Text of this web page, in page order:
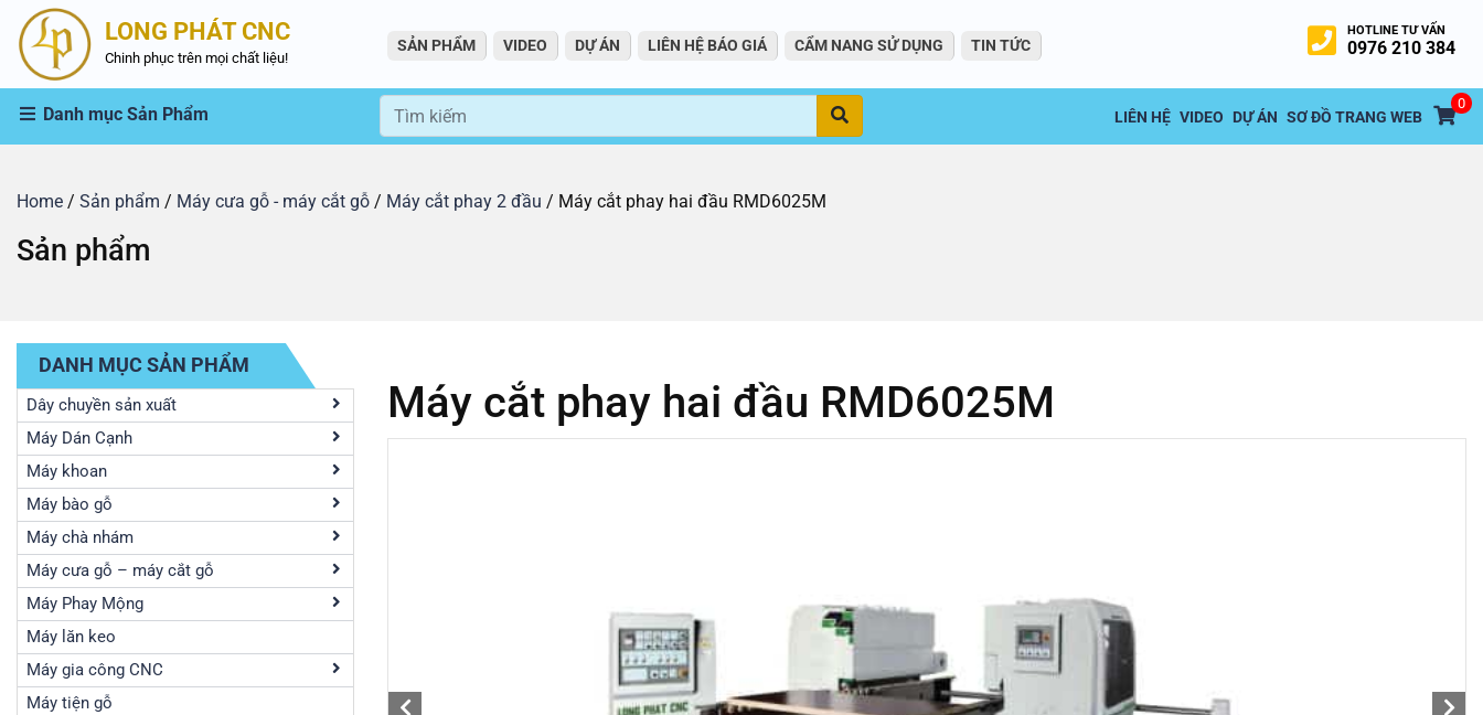
LONG PHÁT CNC
Chinh phục trên mọi chất liệu!
SẢN PHẨM VIDEO DỰ ÁN LIÊN HỆ BÁO GIÁ CẨM NANG SỬ DỤNG TIN TỨC
HOTLINE TƯ VẤN
0976 210 384
Danh mục Sản Phẩm Tìm LIÊN HỆ VIDEO DỰ ÁN SƠ ĐỒ TRANG WEB
0
Home / Sản phẩm / Máy cưa gỗ - máy cắt gỗ / Máy cắt phay 2 đầu / Máy cắt phay hai đầu RMD6025M
Sản phẩm
DANH MỤC SẢN PHẨM
Dây chuyền sản xuất
Máy Dán Cạnh
Máy khoan
Máy bào gỗ
Máy chà nhám
Máy cưa gỗ – máy cắt gỗ
Máy Phay Mộng
Máy lăn keo
Máy gia công CNC
Máy tiện gỗ
Máy cắt phay hai đầu RMD6025M